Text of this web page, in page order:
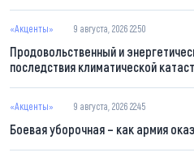
«Акценты» 9 августа, 2026 22:50
Продовольственный и
последствия климатической
«Акценты» 9 августа, 2026 22:45
Боевая уборочная – как армия